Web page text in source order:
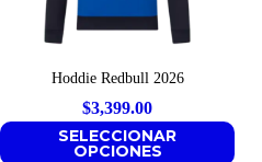
Hoddie Redbull 2026
$3,399.00
SELECCIONAR
OPCIONES